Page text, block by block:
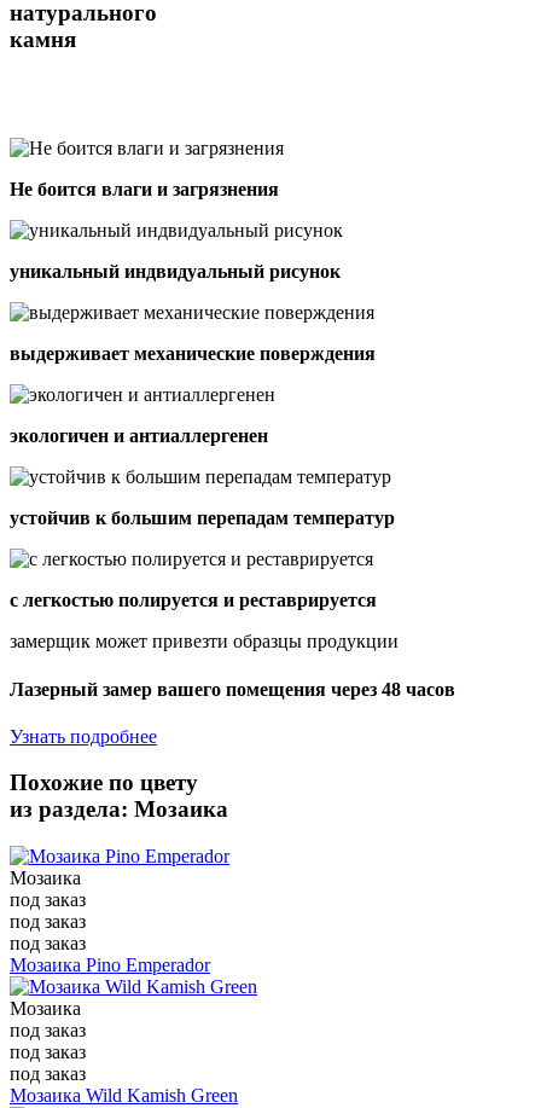
натурального
камня
Не боится влаги и загрязнения
уникальный индвидуальный рисунок
выдерживает механические поверждения
экологичен и антиаллергенен
устойчив к большим перепадам температур
с легкостью полируется и реставрируется
замерщик может привезти образцы продукции
Лазерный замер вашего помещения через 48 часов
Узнать подробнее
Похожие по цвету
из раздела: Мозаика
Мозаика
под заказ
под заказ
под заказ
Мозаика Pino Emperador
Мозаика
под заказ
под заказ
под заказ
Мозаика Wild Kamish Green